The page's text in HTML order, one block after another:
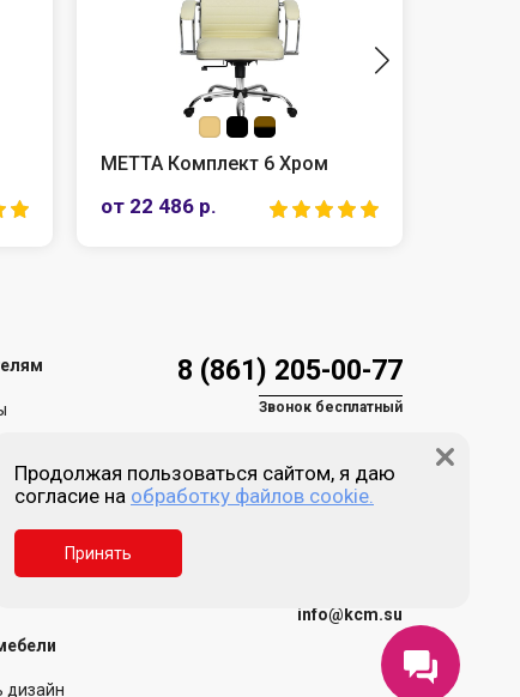
МЕТТА Комплект 6 Хром
от 22 486 р.
и возврат
обработки
данных
дизайн
8 (861) 205-00-77
Звонок бесплатный
Пн-пт 9:00 - 18:00
info@kcm.su
Продолжая пользоваться сайтом, я даю
согласие на обработку файлов cookie.
Принять